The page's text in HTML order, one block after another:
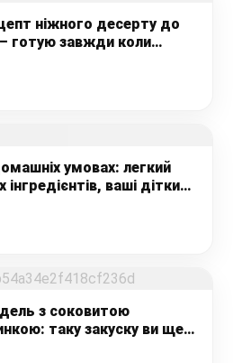
ніжного десерту до
готую завжди коли
просто і смачно”
умовах: легкий
ваші дітки
такого десерту
з соковитою
таку закуску ви ще
а даремно – це дуже